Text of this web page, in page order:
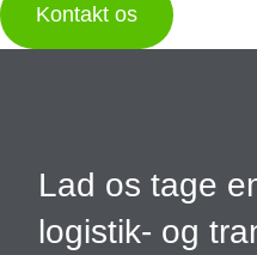
Kontakt os
Lad os tage
logistik- og